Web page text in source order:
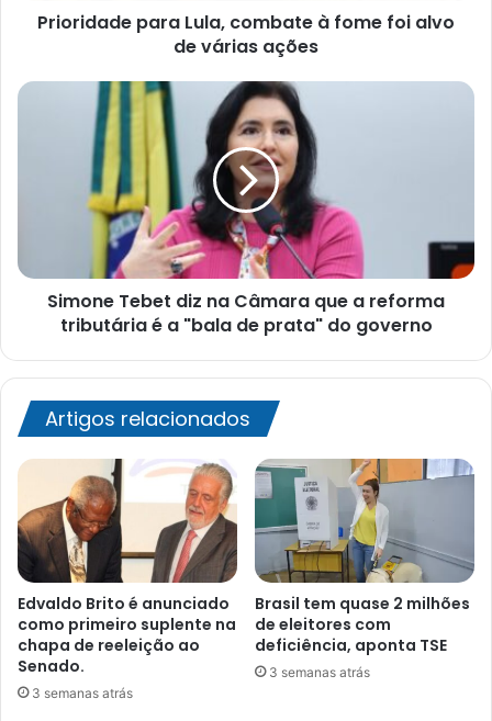
váriasPrioridade para Lula, combate à fome foi alvo
de várias ações
Simone
tributária
do
governo
Simone Tebet diz na Câmara que a reforma
tributária é a "bala de prata" do governo
Artigos relacionados
Edvaldo Brito é anunciado
como primeiro suplente na
chapa de reeleição ao
Senado.
3 semanas atrás
Brasil tem quase 2 milhões
de eleitores com
deficiência, aponta TSE
3 semanas atrás